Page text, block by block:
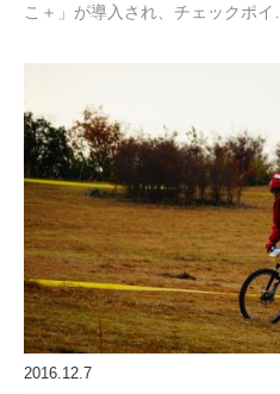
こ＋」が導入され、チェックポイ…
2016.12.7